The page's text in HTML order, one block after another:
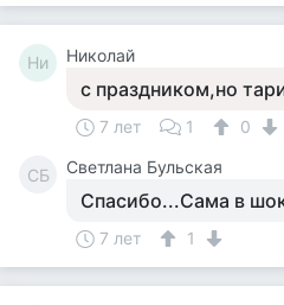
Ни Николай
с праздником,но
7 лет 1 0
СБ Светлана Бульская
Спасибо...Сама в
7 лет 1